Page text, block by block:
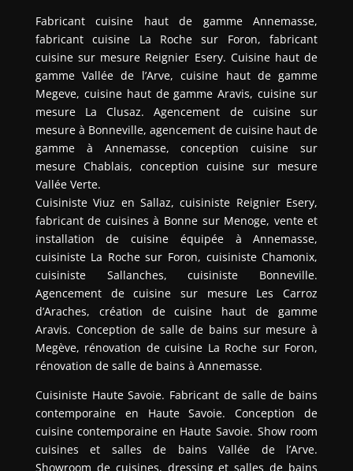
Fabricant cuisine haut de gamme Annemasse,
fabricant cuisine La Roche sur Foron, fabricant
cuisine sur mesure Reignier Esery. Cuisine haut de
gamme Vallée de l’Arve, cuisine haut de gamme
Megeve, cuisine haut de gamme Aravis, cuisine sur
mesure La Clusaz. Agencement de cuisine sur
mesure à Bonneville, agencement de cuisine haut de
gamme à Annemasse, conception cuisine sur
mesure Chablais, conception cuisine sur mesure
Vallée Verte.
Cuisiniste Viuz en Sallaz, cuisiniste Reignier Esery,
fabricant de cuisines à Bonne sur Menoge, vente et
installation de cuisine équipée à Annemasse,
cuisiniste La Roche sur Foron, cuisiniste Chamonix,
cuisiniste Sallanches, cuisiniste Bonneville.
Agencement de cuisine sur mesure Les Carroz
d’Araches, création de cuisine haut de gamme
Aravis. Conception de salle de bains sur mesure à
Megève, rénovation de cuisine La Roche sur Foron,
rénovation de salle de bains à Annemasse.
Cuisiniste Haute Savoie. Fabricant de salle de bains
contemporaine en Haute Savoie. Conception de
cuisine contemporaine en Haute Savoie. Show room
cuisines et salles de bains Vallée de l’Arve.
Showroom de cuisines, dressing et salles de bains